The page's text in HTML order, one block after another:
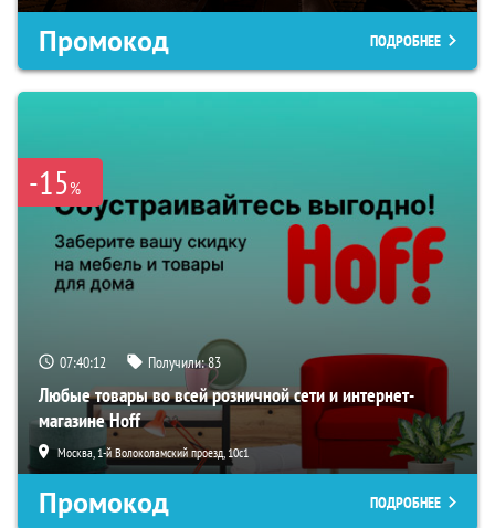
Промокод ПОДРОБНЕЕ
-15%
07:40:11 Получили:83
Любые товары во всей розничной сети и интернет-
магазине Hoff
Москва, 1-й Волоколамский проезд, 10с1
Промокод ПОДРОБНЕЕ